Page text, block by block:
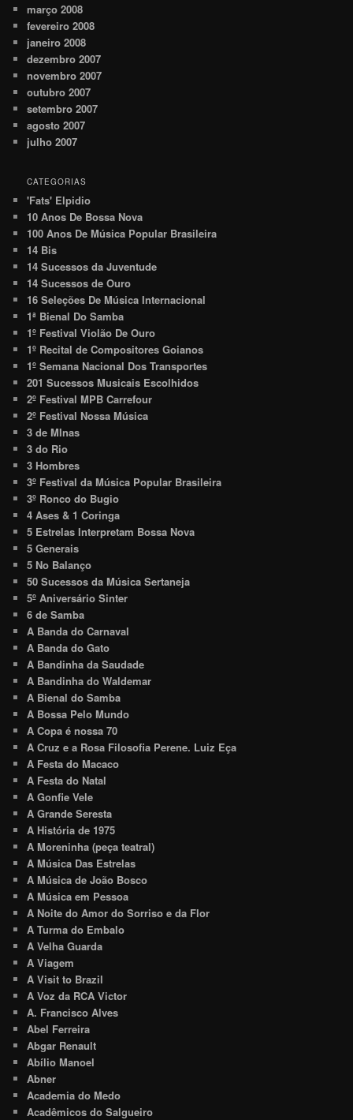
março 2008
fevereiro 2008
janeiro 2008
dezembro 2007
novembro 2007
outubro 2007
setembro 2007
agosto 2007
julho 2007
CATEGORIAS
'Fats' Elpidio
10 Anos De Bossa Nova
100 Anos De Música Popular Brasileira
14 Bis
14 Sucessos da Juventude
14 Sucessos de Ouro
16 Seleções De Música Internacional
1ª Bienal Do Samba
1º Festival Violão De Ouro
1º Recital de Compositores Goianos
1º Semana Nacional Dos Transportes
201 Sucessos Musicais Escolhidos
2º Festival MPB Carrefour
2º Festival Nossa Música
3 de MInas
3 do Rio
3 Hombres
3º Festival da Música Popular Brasileira
3º Ronco do Bugio
4 Ases & 1 Coringa
5 Estrelas Interpretam Bossa Nova
5 Generais
5 No Balanço
50 Sucessos da Música Sertaneja
5º Aniversário Sinter
6 de Samba
A Banda do Carnaval
A Banda do Gato
A Bandinha da Saudade
A Bandinha do Waldemar
A Bienal do Samba
A Bossa Pelo Mundo
A Copa é nossa 70
A Cruz e a Rosa Filosofia Perene. Luiz Eça
A Festa do Macaco
A Festa do Natal
A Gonfie Vele
A Grande Seresta
A História de 1975
A Moreninha (peça teatral)
A Música Das Estrelas
A Música de João Bosco
A Música em Pessoa
A Noite do Amor do Sorriso e da Flor
A Turma do Embalo
A Velha Guarda
A Viagem
A Visit to Brazil
A Voz da RCA Victor
A. Francisco Alves
Abel Ferreira
Abgar Renault
Abílio Manoel
Abner
Academia do Medo
Acadêmicos do Salgueiro